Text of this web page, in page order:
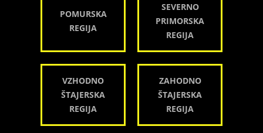
POMURSKA
REGIJA
SEVERNO
PRIMORSKA
REGIJA
VZHODNO
ŠTAJERSKA
REGIJA
ZAHODNO
ŠTAJERSKA
REGIJA